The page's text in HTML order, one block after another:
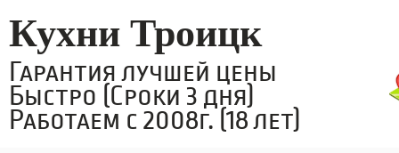
Кухни Троицк
Гарантия лучшей цены
Быстро (Сроки 3 дня)
Работаем с 2008г. (18 лет)